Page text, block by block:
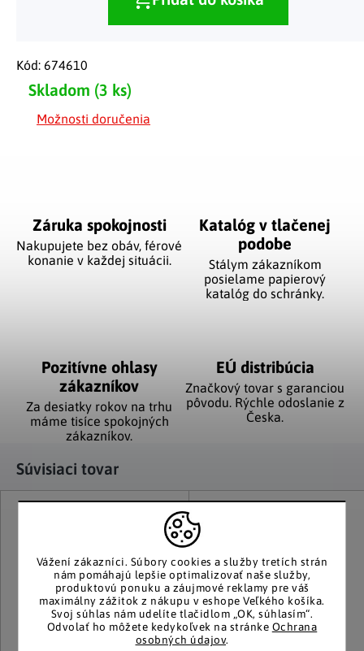
Vážení zákazníci. Súbory cookies a služby tretích strán
nám pomáhajú lepšie optimalizovať naše služby,
produktovú ponuku a záujmové reklamy pre váš
maximálny zážitok z nákupu v eshope Veľkého košíka.
Svoj súhlas nám udelíte tlačidlom „OK, súhlasím“.
Odvolať ho môžete kedykoľvek na stránke Ochrana
osobných údajov.
Skladom (3 ks)
Možnosti doručenia
Kód: 674610
Záruka spokojnosti
Nakupujete bez obáv, férové
​​konanie v každej situácii.
Katalóg v tlačenej
podobe
Stálym zákazníkom
posielame papierový
katalóg do schránky.
Pozitívne ohlasy
zákazníkov
Za desiatky rokov na trhu
máme tisíce spokojných
zákazníkov.
EÚ distribúcia
Značkový tovar s garanciou
pôvodu. Rýchle odoslanie z
Česka.
Súvisiaci tovar